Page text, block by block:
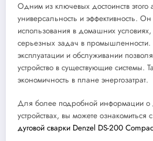
Одним из ключевых достоинств этого
универсальность и эффективность.
использования в домашних
серьезных задач в промышленности.
эксплуатации и обслуживании
устройство в существующие системы.
экономичность в плане энергозатрат.
Для более подробной информации о
устройствах, вы можете ознакомиться с
дуговой сварки Denzel DS-200